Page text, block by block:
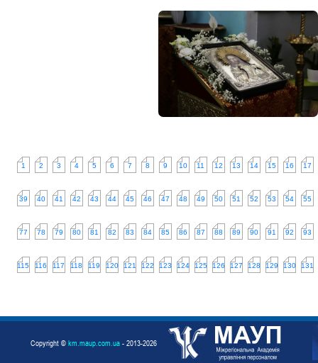
1 2 3 4 5 6 7 8 9 10 11 12 13 14 15 16 17
39 40 41 42 43 44 45 46 47 48 49 50 51 52 53 54 55
77 78 79 80 81 82 83 84 85 86 87 88 89 90 91 92 93
115 116 117 118 119 120 121 122 123 124 125 126 127 128 129 130 131
Copyright © km.maup.com.ua - 2013-2026